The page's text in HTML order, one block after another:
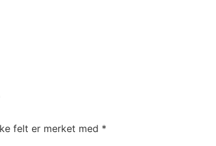
felt er merket med *